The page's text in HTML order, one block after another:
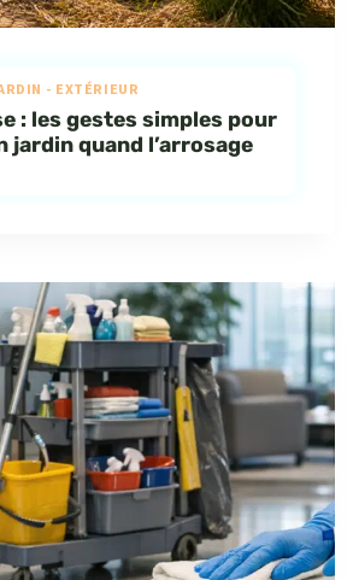
- EXTÉRIEUR
: les gestes simples pour
jardin quand l’arrosage